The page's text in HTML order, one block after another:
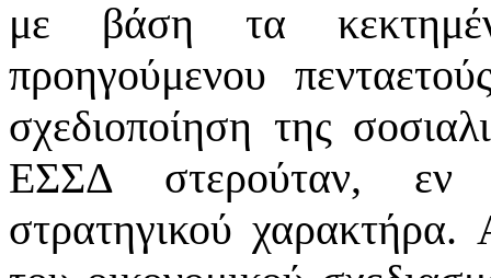
με βάση τα
προηγούμενου
σχεδιοποίηση της
ΕΣΣΔ στερούταν, εν
στρατηγικού χαρακτήρα.